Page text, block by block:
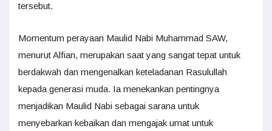
tersebut.
Momentum perayaan Maulid Nabi Muhammad SAW,
menurut Alfian, merupakan saat yang sangat tepat untuk
berdakwah dan mengenalkan keteladanan Rasulullah
kepada generasi muda. Ia menekankan pentingnya
menjadikan Maulid Nabi sebagai sarana untuk
menyebarkan kebaikan dan mengajak umat untuk